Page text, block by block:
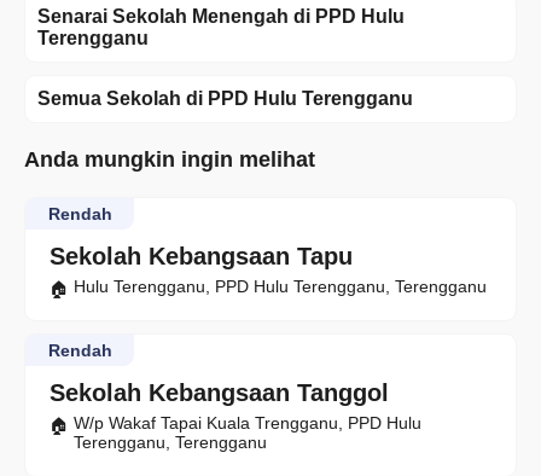
Senarai Sekolah Menengah di PPD Hulu
Terengganu
Semua Sekolah di PPD Hulu Terengganu
Anda mungkin ingin melihat
Sekolah Kebangsaan Tapu
Rendah
Hulu Terengganu, PPD Hulu Terengganu, Terengganu
Sekolah Kebangsaan Tanggol
Rendah
W/p Wakaf Tapai Kuala Trengganu, PPD Hulu
Terengganu, Terengganu